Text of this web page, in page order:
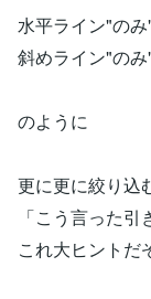
水平ライン"の
斜めライン"の
のように
更に更に絞り込
「こう言った
これ大ヒントだ